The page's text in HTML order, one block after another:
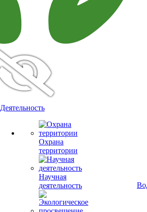
Деятельность
Охрана
территории
Научная
деятельность